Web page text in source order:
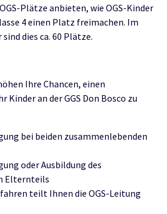
Plätze anbieten, wie OGS-Kinder
4 einen Platz freimachen. Im
dies ca. 60 Plätze.
Ihre Chancen, einen
an der GGS Don Bosco zu
bei beiden zusammenlebenden
oder Ausbildung des
Elternteils
teilt Ihnen die OGS-Leitung